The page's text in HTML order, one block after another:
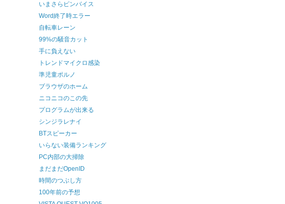
いまさらピンバイス
Word終了時エラー
自転車レーン
99%の騒音カット
手に負えない
トレンドマイクロ感染
準児童ポルノ
ブラウザのホーム
ニコニコのこの先
プログラムが出来る
シンジラレナイ
BTスピーカー
いらない装備ランキング
PC内部の大掃除
まだまだOpenID
時間のつぶし方
100年前の予想